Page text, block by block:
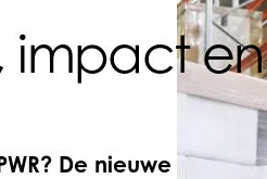
impact en
De nieuwe